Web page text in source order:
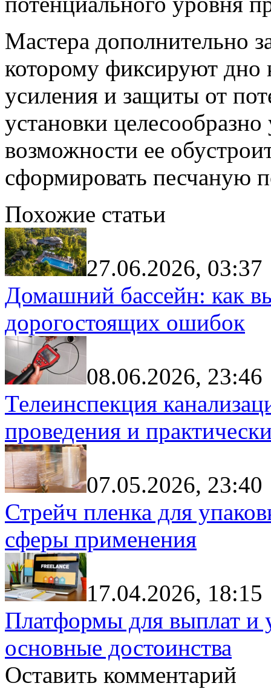
Мастера дополнительно
которому фиксируют дно
усиления и защиты от
установки
возможности ее
сформировать песчаную
Похожие статьи
27.06.2026, 03:37
Домашний бассейн: как
дорогостоящих ошибок
08.06.2026, 23:46
Телеинспекция
проведения и
07.05.2026, 23:40
Стрейч пленка для
сферы применения
17.04.2026, 18:15
Платформы для выплат и
основные достоинства
Оставить комментарий